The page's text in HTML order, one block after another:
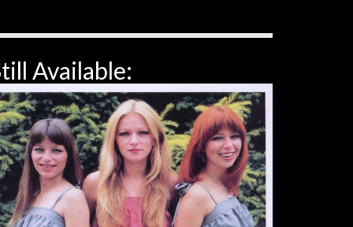
Available: